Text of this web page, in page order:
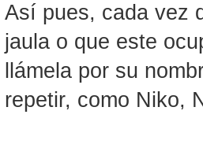
Así pues, cada vez
jaula o que este
llámela por su
repetir, como Niko,